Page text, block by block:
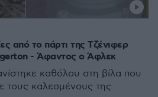
από το πάρτι της Τζένιφερ
- Άφαντος ο Άφλεκ
καθόλου στη βίλα που
τους καλεσμένους της